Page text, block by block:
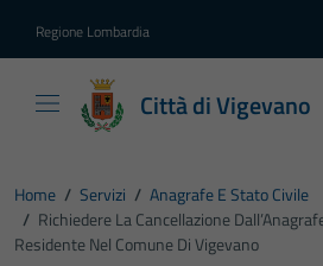
Regione Lombardia
Città di Vigevano
Home / Servizi / Anagrafe E Stato Civile
/ Richiedere La Cancellazione
Residente Nel Comune Di Vigevano